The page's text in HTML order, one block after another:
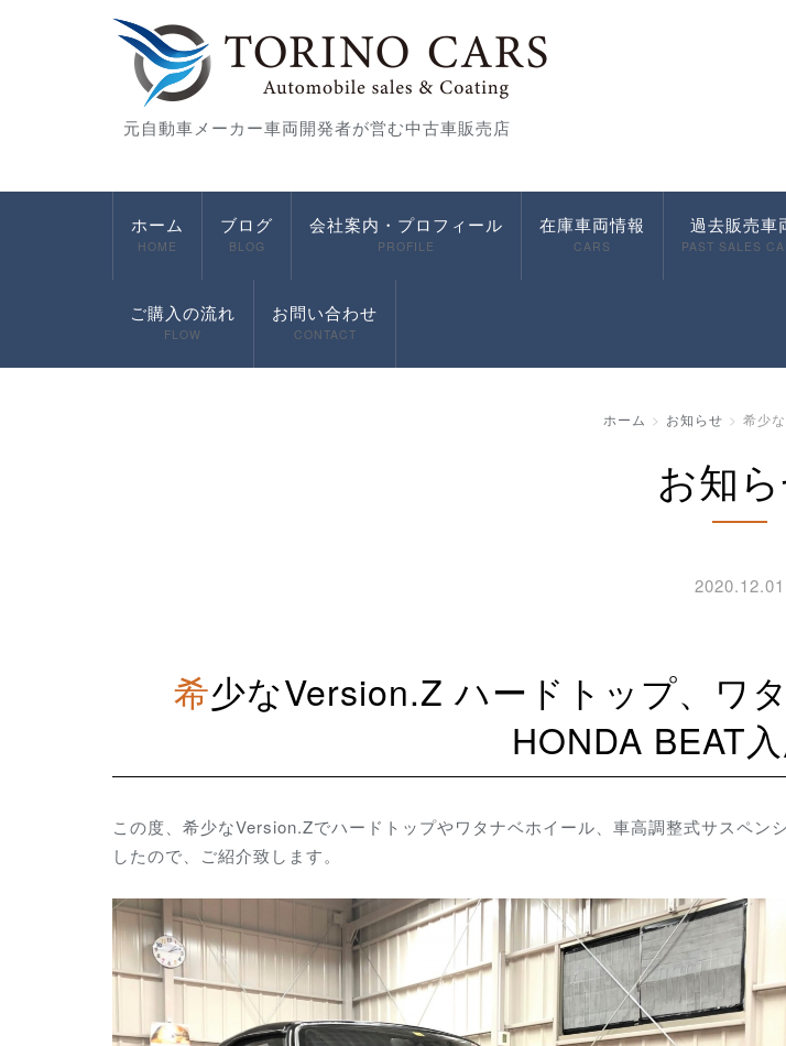
元自動車メーカー車両開発者が営む中古車販売店
ホーム
HOME
ブログ
BLOG
会社案内・プロフィール
PROFILE
在庫車両情報
CARS
過去販売車
PAST SALES
ご購入の流れ
FLOW
お問い合わせ
CONTACT
ホーム お知らせ 希少
お知
2020.12.01
希少なVersion.Z ハードトップ、ワタナベホイール等パーツ多数装着
HONDA BEAT
この度、希少なVersion.Zでハードトップやワタナベホイール、車高調整式サスペ
したので、ご紹介致します。